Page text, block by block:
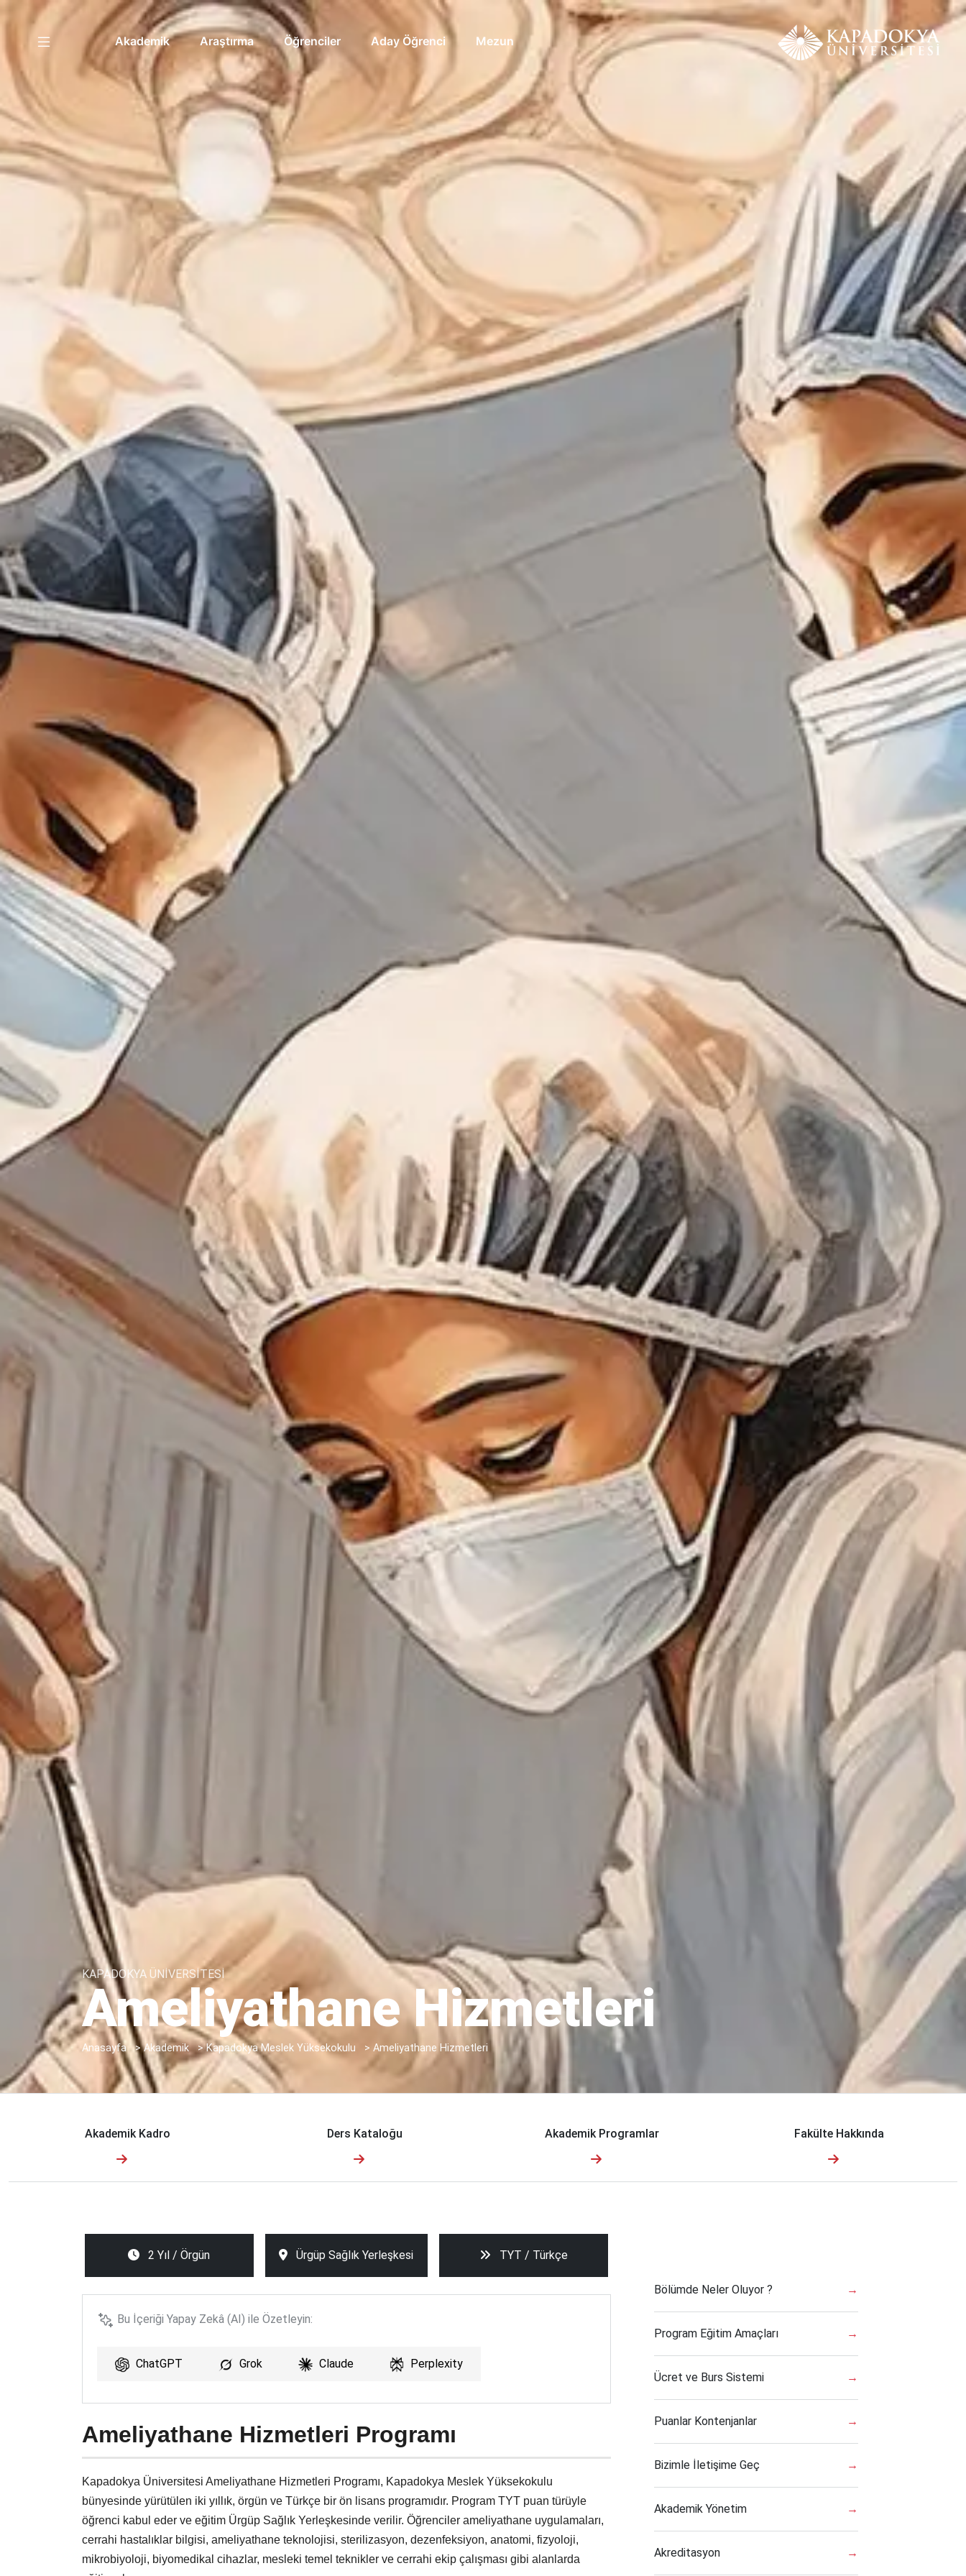
Akademik Araştırma Öğrenciler Aday Öğrenci Mezun
KAPADOKYA ÜNİVERSİTESİ
Ameliyathane Hizmetleri
Anasayfa >Akademik >Kapadokya Meslek Yüksekokulu > Ameliyathane Hizmetleri
Akademik Kadro Ders Kataloğu Akademik Programlar Fakülte Hakkında
2 Yıl / Örgün Ürgüp Sağlık Yerleşkesi TYT / Türkçe
Bu İçeriği Yapay Zekâ (AI) ile Özetleyin:
ChatGPT Grok Claude Perplexity
Ameliyathane Hizmetleri Programı
Kapadokya Üniversitesi Ameliyathane Hizmetleri Programı, Kapadokya Meslek Yüksekokulu
bünyesinde yürütülen iki yıllık, örgün ve Türkçe bir ön lisans programıdır. Program TYT puan türüyle
öğrenci kabul eder ve eğitim Ürgüp Sağlık Yerleşkesinde verilir. Öğrenciler ameliyathane uygulamaları,
cerrahi hastalıklar bilgisi, ameliyathane teknolojisi, sterilizasyon, dezenfeksiyon, anatomi, fizyoloji,
mikrobiyoloji, biyomedikal cihazlar, mesleki temel teknikler ve cerrahi ekip çalışması gibi alanlarda
Bölümde Neler Oluyor ? →
Program Eğitim Amaçları →
Ücret ve Burs Sistemi →
Puanlar Kontenjanlar →
Bizimle İletişime Geç →
Akademik Yönetim →
Akreditasyon →